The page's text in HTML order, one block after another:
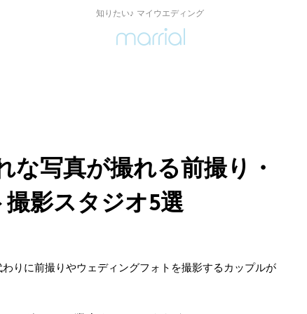
知りたい♪ マイウエディング
な写真が撮れる前撮り・
影スタジオ5選
りに前撮りやウェディングフォトを撮影するカップルが